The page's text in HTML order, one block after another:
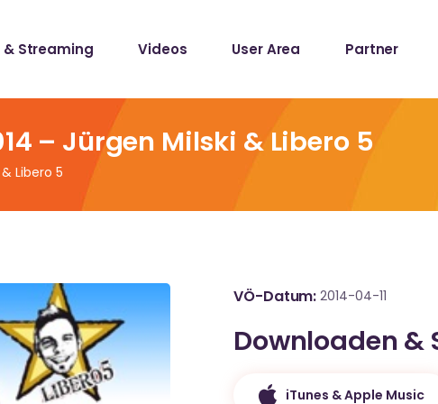
& Streaming Videos User Area Partner
– Jürgen Milski & Libero 5
Libero 5
VÖ-Datum 2014-04-11
Downloaden &
iTunes & Apple Music